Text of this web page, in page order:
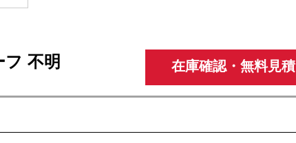
不明 在庫確認・無料見積